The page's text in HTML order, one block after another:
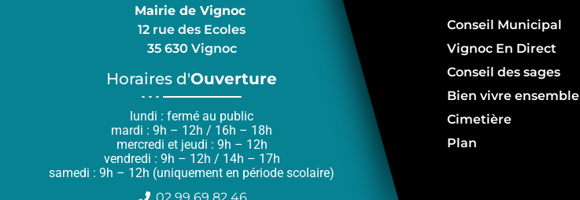
Mairie de Vignoc
12 rue des Ecoles
35 630 Vignoc
Horaires d'Ouverture
lundi : fermé au public
mardi : 9h – 12h / 16h – 18h
mercredi et jeudi : 9h – 12h
vendredi : 9h – 12h / 14h – 17h
samedi : 9h – 12h (uniquement en période scolaire)
Conseil Municipal
Vignoc En Direct
Conseil des sages
Bien vivre ensemble
Cimetière
Plan